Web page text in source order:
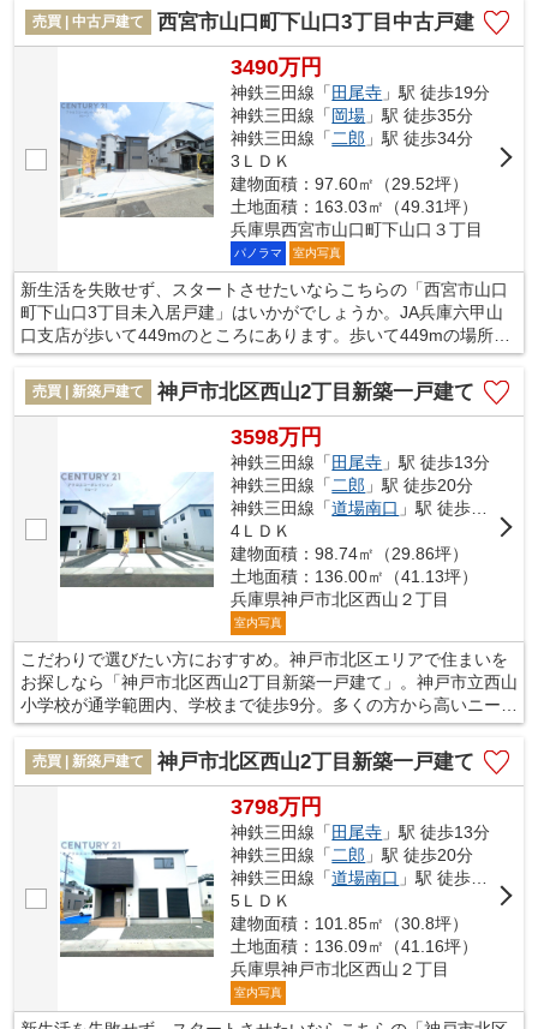
・厚床合板 強い耐震性に貢献
・他シックハウス対策やバリアフリー対策、省エネ性能などを実
◇「住宅性能評価書」を全棟ダブル取得！
住宅性能表示基準６項目で最高等級を取得
・耐震等級、耐風等級、劣化対策等級、維持管理対策等級、耐熱
等性能等級など
安心の住まい性能を第三者機関がチェック
売買 | 中古戸建て 西宮市山口町下山口3丁目中古戸建
3490万円
神鉄三田線「 田尾寺 」駅 徒歩19分
神鉄三田線「岡場 」駅 徒歩35分
神鉄三田線「二郎 」駅 徒歩34分
3ＬＤＫ
建物面積：97.60㎡（29.52坪）
土地面積：163.03㎡（49.31坪）
兵庫県西宮市山口町下山口３丁目
パノラマ 室内写真
新生活を失敗せず、スタートさせたいならこちらの「西宮市山口
町下山口3丁目未入居戸建」はいかがでしょうか。JA兵庫六甲山
口支店が歩いて449mのところにあります。歩いて449mの場所
に、JA兵庫六甲 農協市場館 彩菜やまぐちがあります。TVインタ
ーホン付きでお子様のお留守番も安心です。不動産のことは当社
にお任せ下さい。お客様のご希望に適った不動産をお探しいたし
ます。ぜひ当社の利用をご検討くださいませ。お問い合わせをお
売買 | 新築戸建て 神戸市北区西山2丁目新築一戸建て
3598万円
神鉄三田線「 田尾寺 」駅 徒歩13分
神鉄三田線「 二郎 」駅 徒歩20分
神鉄三田線「道場南口 」駅 徒歩29分
4ＬＤＫ
建物面積：98.74㎡（29.86坪）
土地面積：136.00㎡（41.13坪）
兵庫県神戸市北区西山２丁目
室内写真
こだわりで選びたい方におすすめ。神戸市北区エリアで住まいを
お探しなら「神戸市北区西山2丁目新築一戸建て」。神戸市立西山
小学校が通学範囲内、学校まで徒歩9分。多くの方から高いニーズ
のある、内装もピカピカの新築戸建ての物件です。2駅利用できる
場所にあるので利便性が高いです。帰りたくなる我が家を見つけ
ませんか。素敵な土地を見つけて、快適な生活を始めましょう。
ぜひ当社のオススメする土地をご検討ください。
売買 | 新築戸建て 神戸市北区西山2丁目新築一戸建て
3798万円
神鉄三田線「 田尾寺 」駅 徒歩13分
神鉄三田線「 二郎 」駅 徒歩20分
神鉄三田線「道場南口 」駅 徒歩29分
5ＬＤＫ
建物面積：101.85㎡（30.8坪）
土地面積：136.09㎡（41.16坪）
兵庫県神戸市北区西山２丁目
室内写真